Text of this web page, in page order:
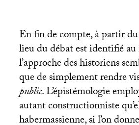
En fin de compte, à partir
lieu du débat est identifié
l’approche des historiens
que de simplement rendre
public. L’épistémologie
autant constructionniste
habermassienne, si l’on